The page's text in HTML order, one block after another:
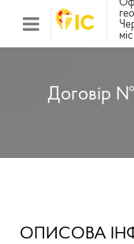
Договір №
ОПИСОВА